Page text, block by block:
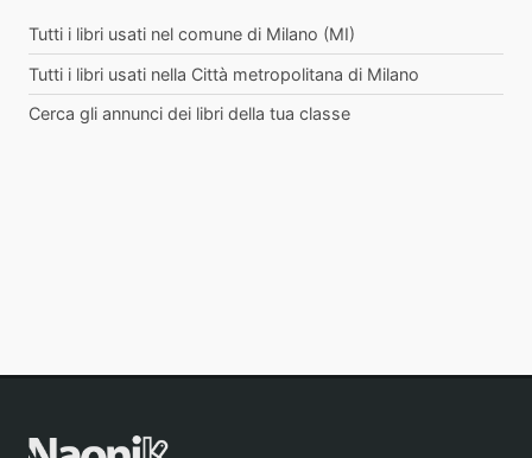
Tutti i libri usati nel comune di Milano (MI)
Tutti i libri usati nella Città metropolitana di Milano
Cerca gli annunci dei libri della tua classe